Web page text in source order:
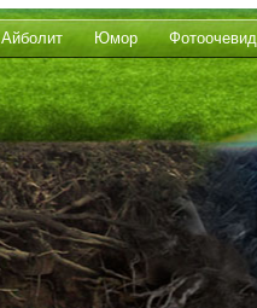
Айболит Юмор